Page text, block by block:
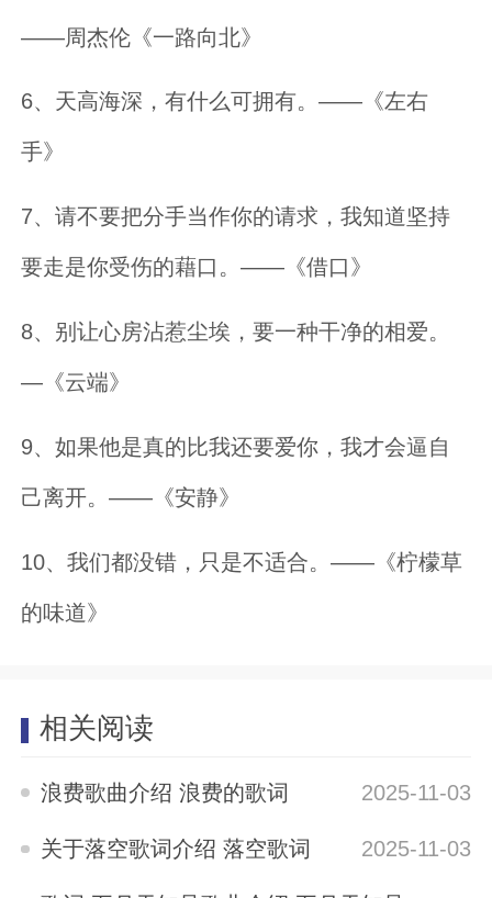
——周杰伦《一路向北》
6、天高海深，有什么可拥有。——《左右
手》
7、请不要把分手当作你的请求，我知道坚持
要走是你受伤的藉口。——《借口》
8、别让心房沾惹尘埃，要一种干净的相爱。
—《云端》
9、如果他是真的比我还要爱你，我才会逼自
己离开。——《安静》
10、我们都没错，只是不适合。——《柠檬草
的味道》
相关阅读
浪费歌曲介绍 浪费的歌词 2025-11-03
关于落空歌词介绍 落空歌词 2025-11-03